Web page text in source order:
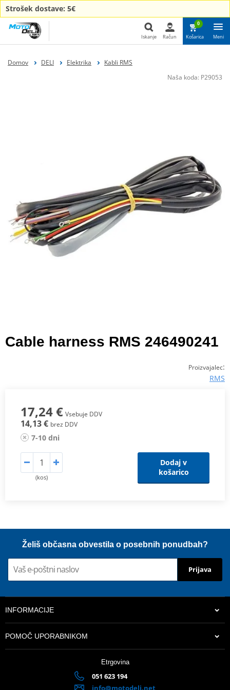
Strošek dostave: 5€
Iskanje Račun
0
Košarica Meni
Domov DELI Elektrika
Kabli RMS
Naša koda: P29053
Cable harness RMS 246490241
Proizvajalec:
RMS
17,24 € Vsebuje DDV
14,13 € brez DDV
7-10 dni
(kos)
Dodaj v
košarico
Želiš občasna obvestila o posebnih ponudbah?
Prijava
INFORMACIJE
POMOČ UPORABNIKOM
Etrgovina
051 623 194
info@motodeli.net